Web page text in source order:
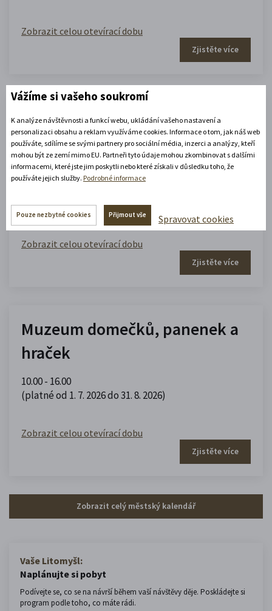
Zobrazit celou otevírací dobu
Zjistěte více
Portmoneum – Museum Josefa
Váchala
Portmoneum
(platné od 1. 5. 2026 do 30. 9. 2026)
Zobrazit celou otevírací dobu
Zjistěte více
Muzeum domečků, panenek a
hraček
10.00 - 16.00
(platné od 1. 7. 2026 do 31. 8. 2026)
Zobrazit celou otevírací dobu
Zjistěte více
Zobrazit celý městský kalendář
Vaše Litomyšl:
Naplánujte si pobyt
Podívejte se, co se na návrší během vaší návštěvy děje. Poskládejte si
program podle toho, co máte rádi.
Vážíme si vašeho soukromí
K analýze návštěvnosti a funkcí webu, ukládání vašeho nastavení a
personalizaci obsahu a reklam využíváme cookies. Informace o tom, jak náš web
používáte, sdílíme se svými partnery pro sociální média, inzerci a analýzy, kteří
mohou být ze zemí mimo EU. Partneři tyto údaje mohou zkombinovat s dalšími
informacemi, které jste jim poskytli nebo které získali v důsledku toho, že
používáte jejich služby. Podrobné informace
Pouze nezbytné cookies Přijmout vše Spravovat cookies